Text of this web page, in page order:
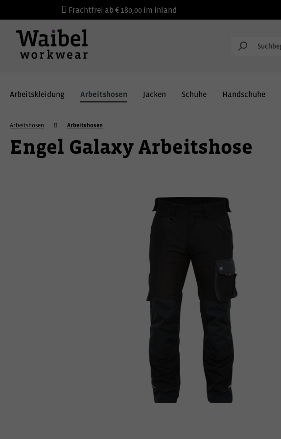
Frachtfrei ab € 180,00 im Inland
Arbeitskleidung Arbeitshosen Jacken Schuhe Handschuhe
Arbeitshosen Arbeitshosen
Engel Galaxy Arbeitshose